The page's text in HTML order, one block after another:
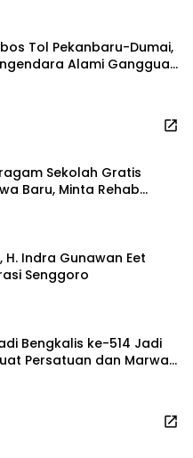
Tol Pekanbaru-Dumai,
Alami Gangguan
Sekolah Gratis
Baru, Minta Rehab
H. Indra Gunawan Eet
Senggoro
Bengkalis ke-514 Jadi
Persatuan dan Marwah